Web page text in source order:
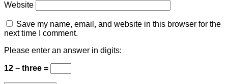
Website
Save my name, email, and website in this browser for the
next time I comment.
Please enter an answer in digits:
12 − three =